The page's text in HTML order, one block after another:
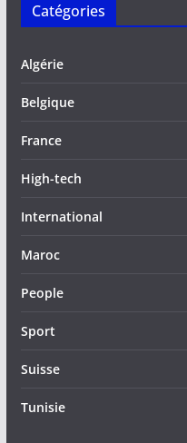
Catégories
Algérie
Belgique
France
High-tech
International
Maroc
People
Sport
Suisse
Tunisie